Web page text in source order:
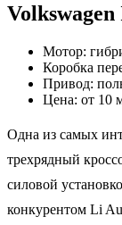
Мотор:
Коробка
Привод:
Цена: от 10
Одна из самых
трехрядный
силовой
конкурентом Li